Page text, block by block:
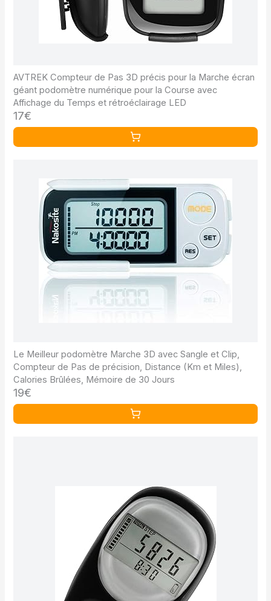
AVTREK Compteur de Pas 3D précis pour la Marche écran
géant podomètre numérique pour la Course avec
Affichage du Temps et rétroéclairage LED
17€
Le Meilleur podomètre Marche 3D avec Sangle et Clip,
Compteur de Pas de précision, Distance (Km et Miles),
Calories Brûlées, Mémoire de 30 Jours
19€